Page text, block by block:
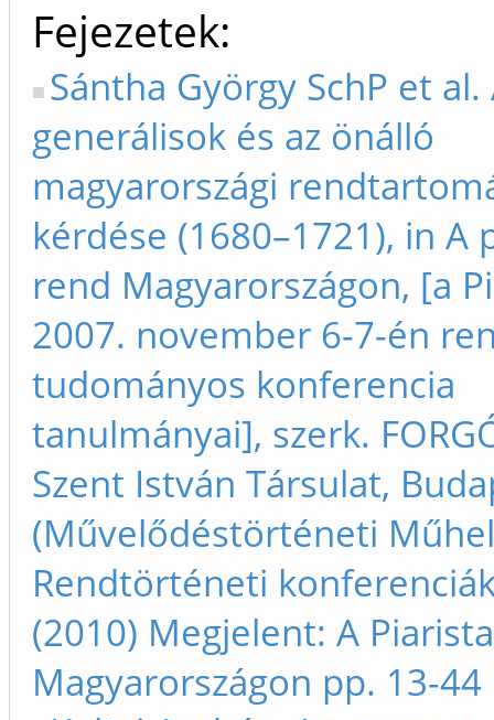
Fejezetek
Sántha György SchP et
generálisok és az önálló
magyarországi
kérdése (1680–1721), in A
rend Magyarországon, [a
2007. november 6-7-én
tudományos konferencia
tanulmányai], szerk.
Szent István Társulat,
(Művelődéstörténeti
Rendtörténeti
(2010) Megjelent: A
Magyarországon pp. 13-44